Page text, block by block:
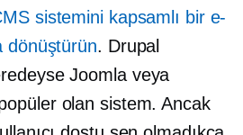
sistemini kapsamlı bir e-
dönüştürün. Drupal
Joomla veya
olan sistem. Ancak